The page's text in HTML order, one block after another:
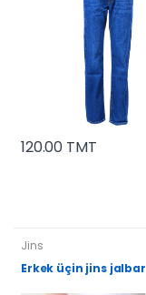
120.00 TMT
Jins
Erkek üçin jins jalbar